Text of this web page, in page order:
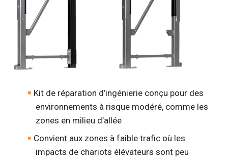
Kit de réparation d’ingénierie conçu pour des
environnements à risque modéré, comme les
zones en milieu d’allée
Convient aux zones à faible trafic où les
impacts de chariots élévateurs sont peu